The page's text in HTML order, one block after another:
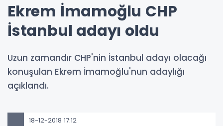
Ekrem İmamoğlu CHP
İstanbul adayı oldu
Uzun zamandır CHP'nin İstanbul adayı olacağı
konuşulan Ekrem İmamoğlu'nun adaylığı
açıklandı.
18-12-2018 17:12